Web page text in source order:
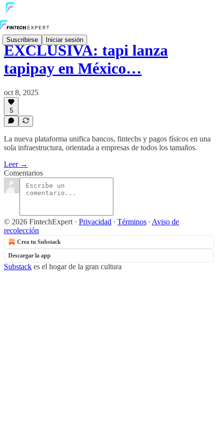
Suscribirse Iniciar sesión
EXCLUSIVA: tapi lanza
tapipay en México…
oct 8, 2025
5
La nueva plataforma unifica bancos, fintechs y pagos físicos en una
sola infraestructura, orientada a empresas de todos los tamaños.
Leer →
Comentarios
© 2026 FintechExpert · Privacidad ∙ Términos ∙ Aviso de
recolección
Crea tu Substack
Descargar la app
Substack es el hogar de la gran cultura